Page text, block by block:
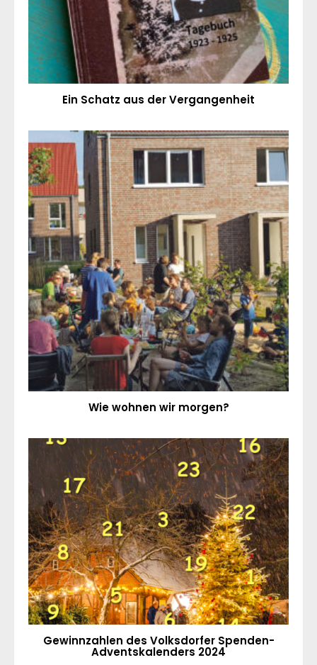
Ein Schatz aus der Vergangenheit
Wie wohnen wir morgen?
Gewinnzahlen des Volksdorfer Spenden-
Adventskalenders 2024